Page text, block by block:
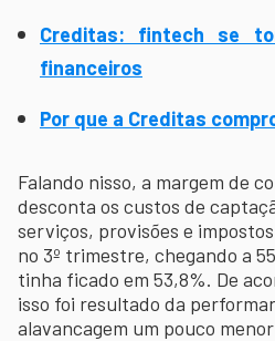
Creditas: fintech se
financeiros
Por que a Creditas
Falando nisso, a margem de
desconta os custos de
serviços, provisões e
no 3º trimestre, chegando a
tinha ficado em 53,8%. De
isso foi resultado da
alavancagem um pouco